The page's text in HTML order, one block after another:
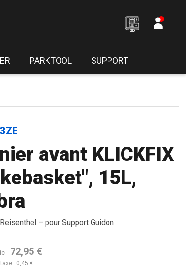
PARKTOOL SUPPORT
avant KLICKFIX
15L,
– pour Support Guidon
72,95 €
: 0,45 €